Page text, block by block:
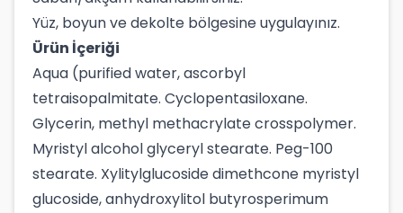
Yüz, boyun ve dekolte bölgesine uygulayınız.
Ürün İçeriği
Aqua (purified water, ascorbyl
tetraisopalmitate. Cyclopentasiloxane.
Glycerin, methyl methacrylate crosspolymer.
Myristyl alcohol glyceryl stearate. Peg-100
stearate. Xylitylglucoside dimethcone myristyl
glucoside, anhydroxylitol butyrosperimum